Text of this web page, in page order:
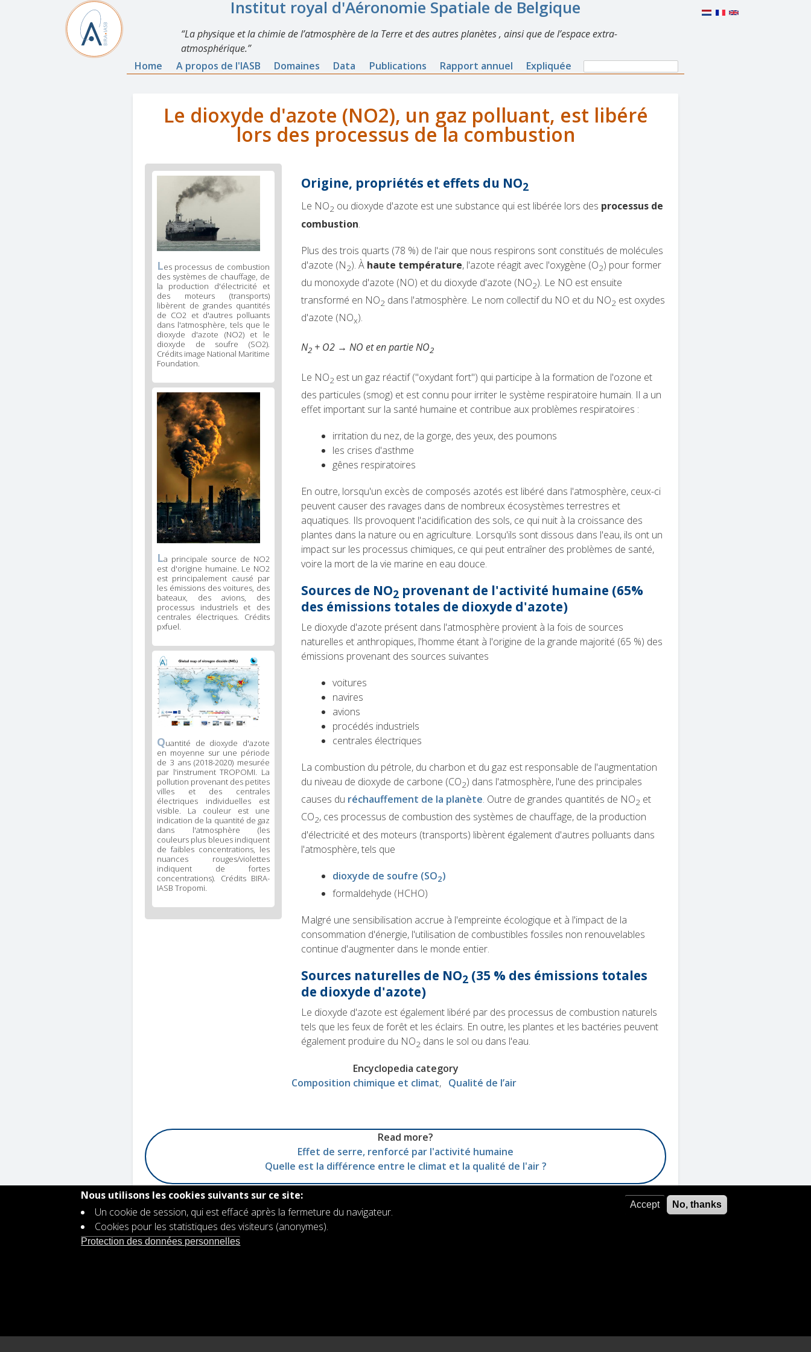
Institut royal d'Aéronomie Spatiale de Belgique
La physique et la chimie de l’atmosphère de la Terre et des autres planètes , ainsi que de l’espace extra-
atmosphérique.
Home
A propos de l'IASB Domaines Data Publications Rapport annuel Expliquée
Search
Search
Le dioxyde d'azote (NO2), un gaz polluant, est libéré
lors des processus de la combustion
Origine, propriétés et effets du NO2
Le NO2 ou dioxyde d'azote est une substance qui est libérée lors des processus de
combustion.
Plus des trois quarts (78 %) de l'air que nous respirons sont constitués de molécules
d'azote (N2). À haute température, l'azote réagit avec l'oxygène (O2) pour former
du monoxyde d'azote (NO) et du dioxyde d'azote (NO2). Le NO est ensuite
transformé en NO2 dans l'atmosphère. Le nom collectif du NO et du NO2 est oxydes
d'azote (NOx).
N2 + O2 → NO et en partie NO2
Le NO2 est un gaz réactif ("oxydant fort") qui participe à la formation de l'ozone et
des particules (smog) et est connu pour irriter le système respiratoire humain. Il a un
effet important sur la santé humaine et contribue aux problèmes respiratoires :
irritation du nez, de la gorge, des yeux, des poumons
les crises d'asthme
gênes respiratoires
En outre, lorsqu'un excès de composés azotés est libéré dans l'atmosphère, ceux-ci
peuvent causer des ravages dans de nombreux écosystèmes terrestres et
aquatiques. Ils provoquent l'acidification des sols, ce qui nuit à la croissance des
plantes dans la nature ou en agriculture. Lorsqu'ils sont dissous dans l'eau, ils ont un
impact sur les processus chimiques, ce qui peut entraîner des problèmes de santé,
voire la mort de la vie marine en eau douce.
Sources de NO2 provenant de l'activité humaine (65%
des émissions totales de dioxyde d'azote)
Le dioxyde d'azote présent dans l'atmosphère provient à la fois de sources
naturelles et anthropiques, l'homme étant à l'origine de la grande majorité (65 %) des
émissions provenant des sources suivantes
voitures
navires
avions
procédés industriels
centrales électriques
La combustion du pétrole, du charbon et du gaz est responsable de l'augmentation
du niveau de dioxyde de carbone (CO2) dans l'atmosphère, l'une des principales
causes du réchauffement de la planète. Outre de grandes quantités de NO2 et
CO2, ces processus de combustion des systèmes de chauffage, de la production
d'électricité et des moteurs (transports) libèrent également d'autres polluants dans
l'atmosphère, tels que
dioxyde de soufre (SO2)
formaldehyde (HCHO)
Malgré une sensibilisation accrue à l'empreinte écologique et à l'impact de la
consommation d'énergie, l'utilisation de combustibles fossiles non renouvelables
continue d'augmenter dans le monde entier.
Sources naturelles de NO2 (35 % des émissions totales
de dioxyde d'azote)
Le dioxyde d'azote est également libéré par des processus de combustion naturels
tels que les feux de forêt et les éclairs. En outre, les plantes et les bactéries peuvent
également produire du NO2 dans le sol ou dans l'eau.
Les processus de combustion
des systèmes de chauffage, de
la production d'électricité et
des moteurs (transports)
libèrent de grandes quantités
de CO2 et d'autres polluants
dans l'atmosphère, tels que le
dioxyde d'azote (NO2) et le
dioxyde de soufre (SO2).
Crédits image National Maritime
Foundation.
La principale source de NO2
est d'origine humaine. Le NO2
est principalement causé par
les émissions des voitures, des
bateaux, des avions, des
processus industriels et des
centrales électriques. Crédits
pxfuel.
Quantité de dioxyde d'azote
en moyenne sur une période
de 3 ans (2018-2020) mesurée
par l'instrument TROPOMI. La
pollution provenant des petites
villes et des centrales
électriques individuelles est
visible. La couleur est une
indication de la quantité de gaz
dans l'atmosphère (les
couleurs plus bleues indiquent
de faibles concentrations, les
nuances rouges/violettes
indiquent de fortes
concentrations). Crédits BIRA-
IASB Tropomi.
Encyclopedia category
Composition chimique et climat
Qualité de l’air
Read more?
Effet de serre, renforcé par l'activité humaine
Quelle est la différence entre le climat et la qualité de l'air ?
Contact
Institut royal d'Aéronomie Spatiale de Belgique
Nous utilisons les cookies suivants sur ce site:
Un cookie de session, qui est effacé après la fermeture du navigateur.
Cookies pour les statistiques des visiteurs (anonymes).
Protection des données personnelles
Accept No, thanks